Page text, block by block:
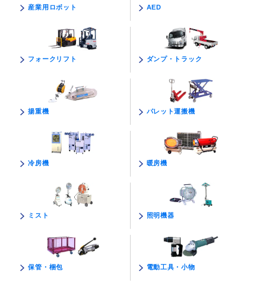
産業用ロボット AED
フォークリフト ダンプ・トラック
揚重機 パレット運搬機
冷房機 暖房機
ミスト 照明機器
保管・梱包 電動工具・小物